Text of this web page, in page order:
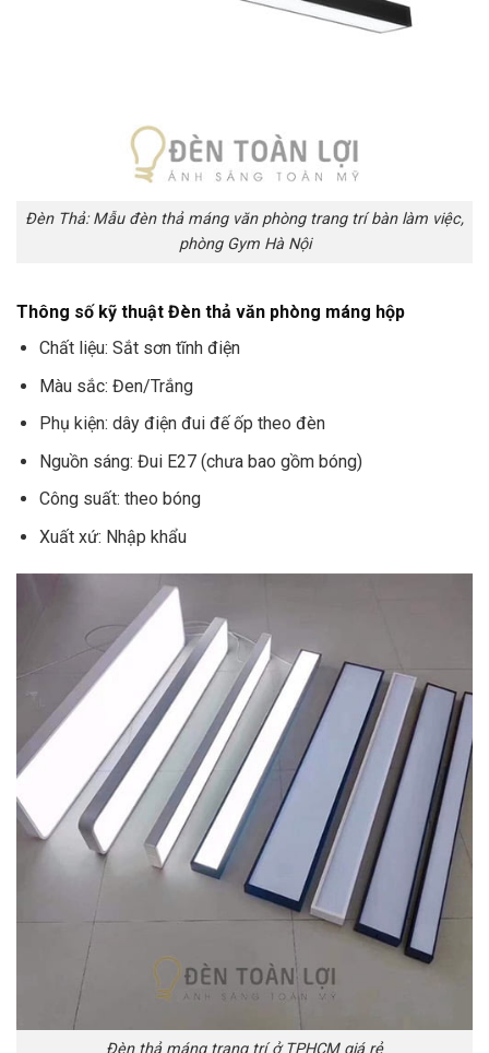
Đèn Thả: Mẫu đèn thả máng văn phòng trang trí bàn làm việc,
phòng Gym Hà Nội
Thông số kỹ thuật Đèn thả văn phòng máng hộp
Chất liệu: Sắt sơn tĩnh điện
Màu sắc: Đen/Trắng
Phụ kiện: dây điện đui đế ốp theo đèn
Nguồn sáng: Đui E27 (chưa bao gồm bóng)
Công suất: theo bóng
Xuất xứ: Nhập khẩu
Đèn thả máng trang trí ở TPHCM giá rẻ